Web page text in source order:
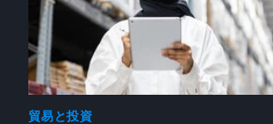
貿易と投資